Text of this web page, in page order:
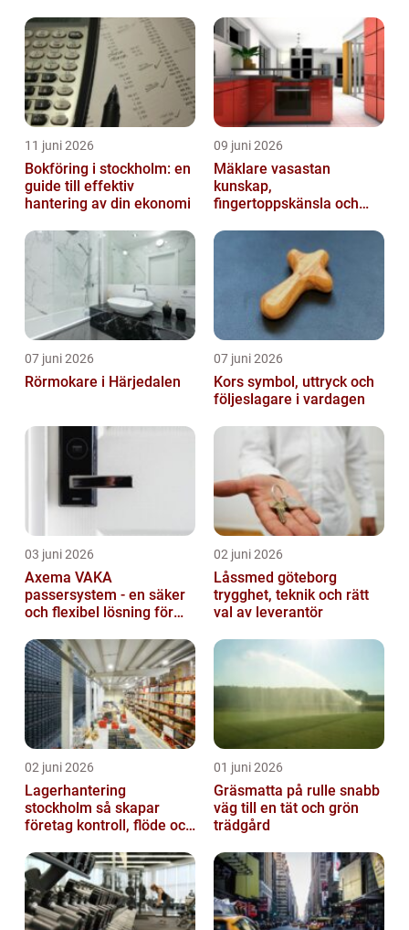
11 juni 2026
Bokföring i stockholm: en
guide till effektiv
hantering av din ekonomi
09 juni 2026
Mäklare vasastan
kunskap,
fingertoppskänsla och
07 juni 2026
Rörmokare i Härjedalen
07 juni 2026
Kors symbol, uttryck och
följeslagare i vardagen
03 juni 2026
Axema VAKA
passersystem - en säker
och flexibel lösning för
02 juni 2026
Låssmed göteborg
trygghet, teknik och rätt
val av leverantör
02 juni 2026
Lagerhantering
stockholm så skapar
företag kontroll, flöde och
01 juni 2026
Gräsmatta på rulle snabb
väg till en tät och grön
trädgård